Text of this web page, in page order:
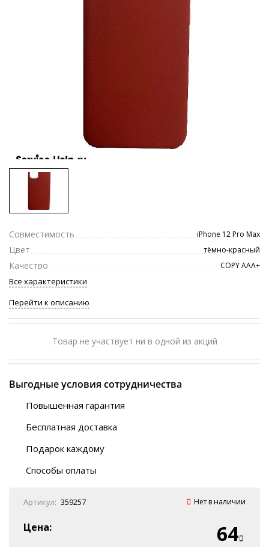
Совместимость iPhone 12 Pro Max
Цвет тёмно-красный
Качество COPY ААА+
Все характеристики
Перейти к описанию
Товар не участвует ни в одной из акций
Выгодные условия сотрудничества
Повышенная гарантия
Бесплатная доставка
Автобусы (по ЮФО)
“BlaBlaCar” (по ЮФО)
Подарок каждому
Способы оплаты
Наличные
Эквайринг
Артикул: 359257 Нет в наличии
Цена: 64